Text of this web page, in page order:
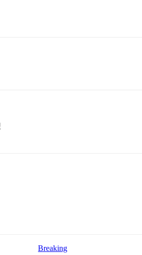
Breaking